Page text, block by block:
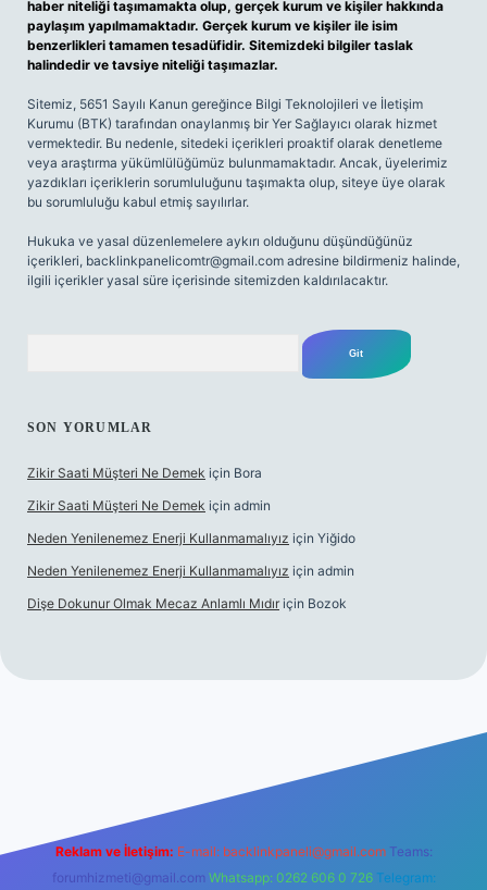
haber niteliği taşımamakta olup, gerçek kurum ve kişiler hakkında
paylaşım yapılmamaktadır. Gerçek kurum ve kişiler ile isim
benzerlikleri tamamen tesadüfidir. Sitemizdeki bilgiler taslak
halindedir ve tavsiye niteliği taşımazlar.
Sitemiz, 5651 Sayılı Kanun gereğince Bilgi Teknolojileri ve İletişim
Kurumu (BTK) tarafından onaylanmış bir Yer Sağlayıcı olarak hizmet
vermektedir. Bu nedenle, sitedeki içerikleri proaktif olarak denetleme
veya araştırma yükümlülüğümüz bulunmamaktadır. Ancak, üyelerimiz
yazdıkları içeriklerin sorumluluğunu taşımakta olup, siteye üye olarak
bu sorumluluğu kabul etmiş sayılırlar.
Hukuka ve yasal düzenlemelere aykırı olduğunu düşündüğünüz
içerikleri, backlinkpanelicomtr@gmail.com adresine bildirmeniz halinde,
ilgili içerikler yasal süre içerisinde sitemizden kaldırılacaktır.
SON YORUMLAR
Zikir Saati Müşteri Ne Demek için Bora
Zikir Saati Müşteri Ne Demek için admin
Neden Yenilenemez Enerji Kullanmamalıyız için Yiğido
Neden Yenilenemez Enerji Kullanmamalıyız için admin
Dişe Dokunur Olmak Mecaz Anlamlı Mıdır için Bozok
Reklam ve İletişim: E-mail: backlinkpaneli@gmail.com Teams:
forumhizmeti@gmail.com Whatsapp: 0262 606 0 726 Telegram: